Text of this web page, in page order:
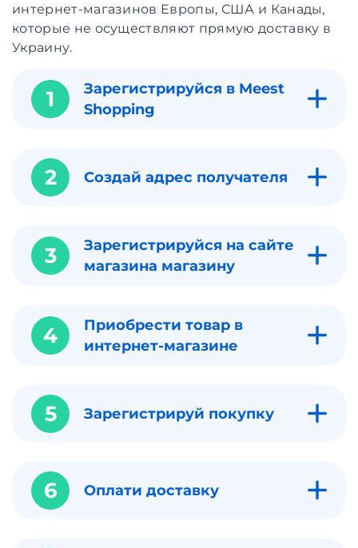
интернет-магазинов Европы, США и Канады,
которые не осуществляют прямую доставку в
Украину.
1
Зарегистрируйся в Meest
Shopping
2 Создай адрес получателя
3
Зарегистрируйся на сайте
магазина магазину
4
Приобрести товар в
интернет-магазине
5 Зарегистрируй покупку
6 Оплати доставку